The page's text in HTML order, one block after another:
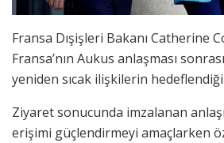
Fransa Dışişleri Bakanı Catherine
Fransa’nın Aukus anlaşması
yeniden sıcak ilişkilerin
Ziyaret sonucunda imzalanan
erişimi güçlendirmeyi amaçlarken